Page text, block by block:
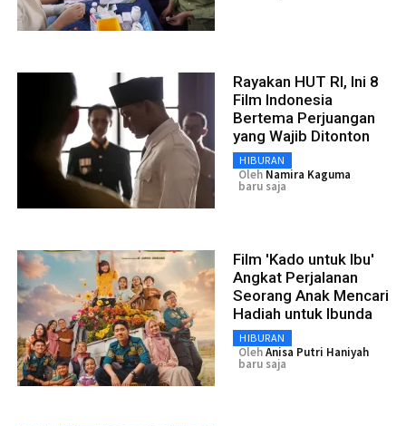
Rayakan HUT RI, Ini 8
Film Indonesia
Bertema Perjuangan
yang Wajib Ditonton
HIBURAN
Oleh Namira Kaguma
baru saja
Film 'Kado untuk Ibu'
Angkat Perjalanan
Seorang Anak Mencari
Hadiah untuk Ibunda
HIBURAN
OlehAnisa Putri Haniyah
baru saja